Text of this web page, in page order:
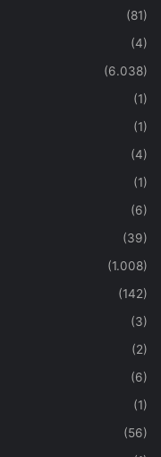
(81)
(4)
(6.038)
(1)
(1)
(4)
(1)
(6)
(39)
(1.008)
(142)
(3)
(2)
(6)
(1)
(56)